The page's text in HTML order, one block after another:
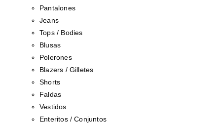
Pantalones
Jeans
Tops / Bodies
Blusas
Polerones
Blazers / Gilletes
Shorts
Faldas
Vestidos
Enteritos / Conjuntos